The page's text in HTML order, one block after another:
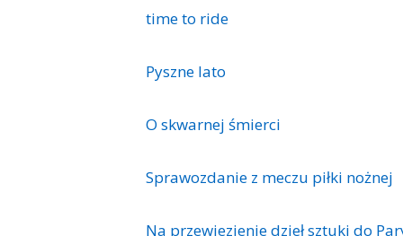
time to ride
Pyszne lato
O skwarnej śmierci
Sprawozdanie z meczu piłki nożnej
Na przewiezienie dzieł sztuki do